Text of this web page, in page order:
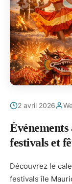
2 avril 2026
festivals et
Découvrez le
festivals île